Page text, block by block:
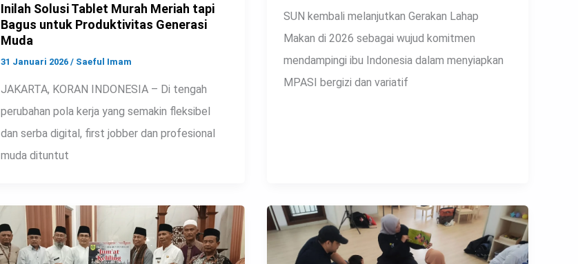
Inilah Solusi Tablet Murah Meriah tapi
Bagus untuk Produktivitas Generasi
Muda
31 Januari 2026 / Saeful Imam
JAKARTA, KORAN INDONESIA – Di tengah
perubahan pola kerja yang semakin fleksibel
dan serba digital, first jobber dan profesional
muda dituntut
SUN kembali melanjutkan Gerakan Lahap
Makan di 2026 sebagai wujud komitmen
mendampingi ibu Indonesia dalam menyiapkan
MPASI bergizi dan variatif